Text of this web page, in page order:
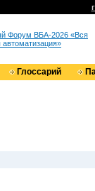
Форум ВБА-2026 «Вся
автоматизация»
Глоссарий